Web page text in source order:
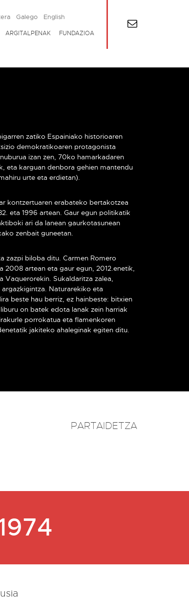
ARGITALPENAK FUNDAZIOA
Galego English
zatiko Espainiako historioaren
demokratikoaren protagonista
izan zen, 70ko hamarkadaren
eta karguan denbora gehien mantendu
urte eta erdietan).
kontzertuaren erabateko bertakotzea
eta 1996 artean. Gaur egun politikatik
ari da lanean gaurkotasunean
zenbait guneetan.
zazpi biloba ditu. Carmen Romero
2008 artean eta gaur egun, 2012.enetik,
Vaquerorekin. Sukaldaritza zalea,
Naturarekiko eta
beste hau berriz, ez hainbeste: bitxien
on batek edota lanak zein harriak
porrokatua eta flamenkoren
jakiteko ahaleginak egiten ditu.
PARTAIDETZA